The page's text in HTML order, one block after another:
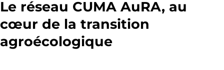
Le réseau CUMA AuRA, au
cœur de la transition
agroécologique